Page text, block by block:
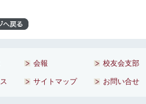
会報 校友会支部
サイトマップ お問い合せ